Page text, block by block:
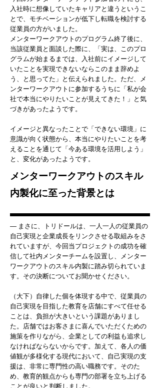
入社時に想像していたキャリアと違うというこ
とで、モチベーションが低下し転職を検討する
従業員の方がいました。
メンターワークアウトのプログラム終了後に、
当該従業員と面談した際に、「実は、このプロ
グラムが始まるまでは、入社前にイメージして
いたことを実現できないならこのまま辞めよ
う、と思ってた」と伝えられました。ただ、メ
ンターワークアウトに参加するうちに「私が会
社で本当にやりたいことが見えてきた！」と気
づきがあったようです。
イメージと異なったことで「できない環境」に
意識が向く状態から、本当にやりたいことを考
えることを通じて「今ある環境を活用しよう」
と、変化があったようです。
メンターワークアウトのスキル
内製化に至った背景とは
― まさに、トリドールは、一人一人の従業員の
自己実現と企業成長をリンクさせる取組みをさ
れていますが、今回当プロジェクトの成功を確
信して社内メンターチームを設置し、メンター
ワークアウトのスキル内製に踏み切られていま
す。その決断についてお聞かせください。
（大下）自律した個を体現する中で、従業員の
自己実現を目指した教育を店舗にすべて任せる
ことは、負担が大きいという課題がありまし
た。店舗ではお客さまに喜んでいただくための
施策を作りながら、企業としての利益も追求し
なければならないからです。加えて、各人の価
値観が多様化する現代において、自己実現の支
援は、非常に専門性の高い職務です。そのた
め、教育的観点からも専門の部署を立ち上げる
ことが良いと判断しました。